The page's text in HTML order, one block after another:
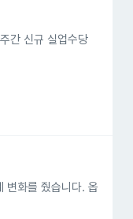
간 신규 실업수당
변화를 줬습니다. 옵